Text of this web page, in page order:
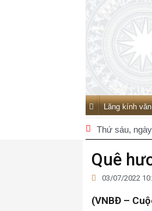
Lăng kính
Thứ sáu,
Quê
03/07/2022
(VNBĐ –